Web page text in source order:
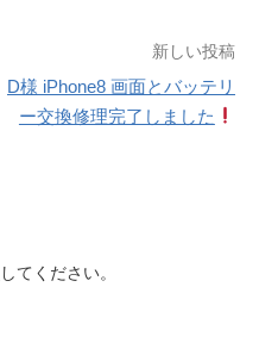
新しい投稿
D様 iPhone8 画面とバッテリ
ー交換修理完了しました
してください。